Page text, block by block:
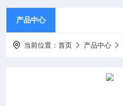
产品中心
当前位置：首页 产品中心